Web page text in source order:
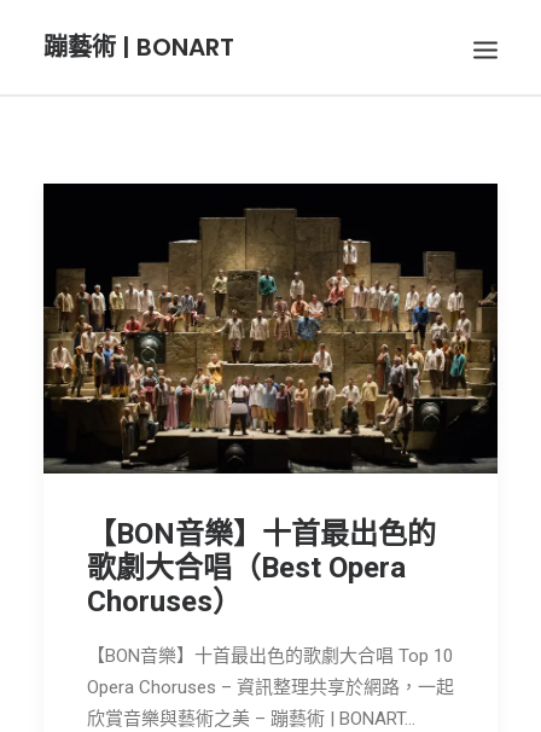
蹦藝術 | BONART
BON呼吸
BON攝影
BON插畫
節慶長笛樂團
會員專區
SEARCH
【BON音樂】十首最出色的
歌劇大合唱（Best Opera
Choruses）
【BON音樂】十首最出色的歌劇大合唱 Top 10
Opera Choruses – 資訊整理共享於網路，一起
欣賞音樂與藝術之美 – 蹦藝術 | BONART…